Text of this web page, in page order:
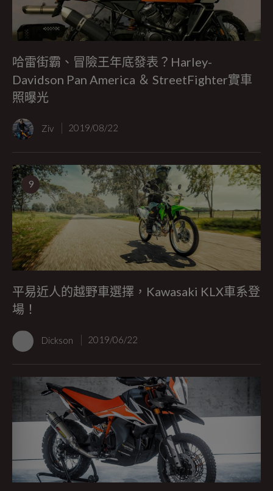
哈雷街霸、冒險王年底發表？Harley-
Davidson Pan America ＆ StreetFighter實車
照曝光
Ziv 2019/08/22
9
平易近人的越野車選擇，Kawasaki KLX車系登
場！
Dickson 2019/06/22